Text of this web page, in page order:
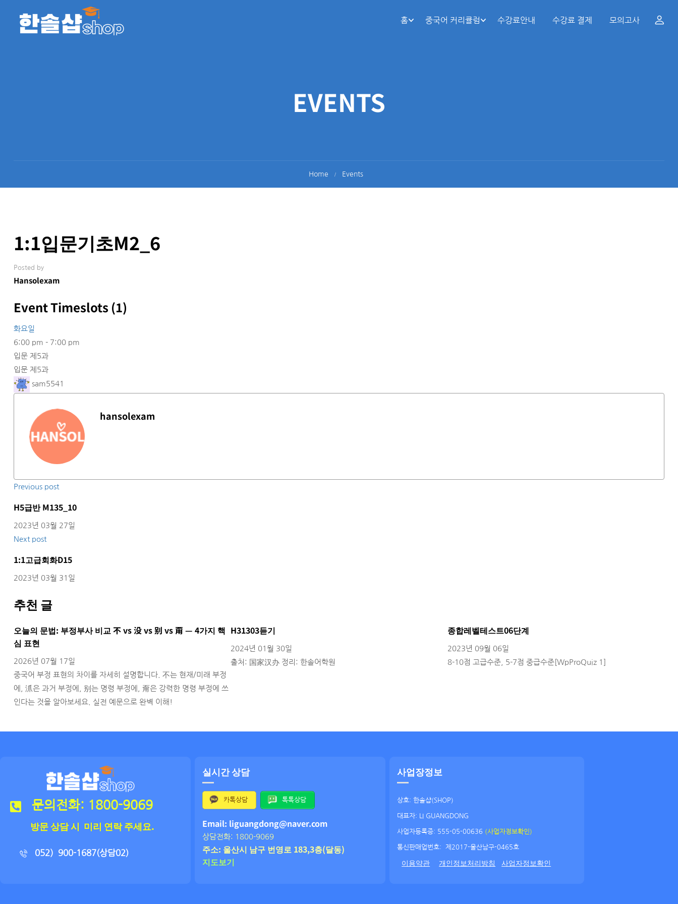
홈 중국어 커리큘럼 수강료안내 수강료 결제 모의고사
EVENTS
Home Events
1:1입문기초M2_6
Posted by
Hansolexam
Event Timeslots (1)
화요일
6:00 pm - 7:00 pm
입문 제5과
입문 제5과
sam5541
hansolexam
Previous post
H5급반 M135_10
2023년 03월 27일
Next post
1:1고급회화D15
2023년 03월 31일
추천 글
오늘의 문법: 부정부사 비교 不 vs 没 vs 别 vs 甭 — 4가지 핵
심 표현
2026년 07월 17일
중국어 부정 표현의 차이를 자세히 설명합니다. 不는 현재/미래 부정
에, 沠은 과거 부정에, 别는 명령 부정에, 甭은 강력한 명령 부정에 쓰
인다는 것을 알아보세요. 실전 예문으로 완벽 이해!
H31303듣기
2024년 01월 30일
출처: 国家汉办 정리: 한솔어학원
종합레벨테스트06단계
2023년 09월 06일
8-10점 고급수준, 5-7점 중급수준[WpProQuiz 1]
문의전화: 1800-9069
방문 상담 시 미리 연락 주세요.
052）900-1687(상담02)
실시간 상담
카톡상담 톡톡상담
Email: liguangdong@naver.com
상담전화: 1800-9069
주소: 울산시 남구 번영로 183,3층(달동)
지도보기
사업장정보
상호: 한솔샵(SHOP)
대표자: LI GUANGDONG
사업자등록증: 555-05-00636 (사업자정보확인)
통신판매업번호:제2017-울산남구-0465호
이용약관 개인정보처리방침 사업자정보확인